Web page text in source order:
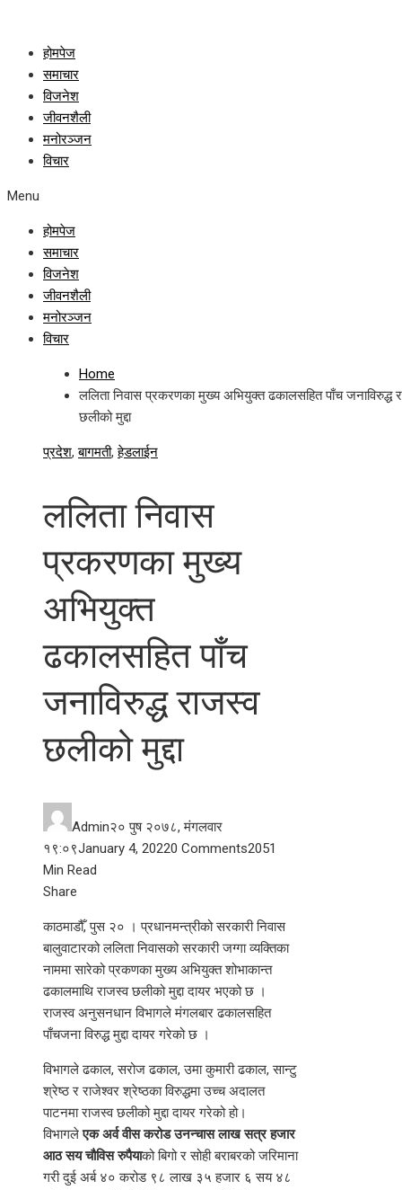
होमपेज
समाचार
विजनेश
जीवनशैली
मनोरञ्जन
विचार
Menu
होमपेज
समाचार
विजनेश
जीवनशैली
मनोरञ्जन
विचार
Home
ललिता निवास प्रकरणका मुख्य अभियुक्त ढकालसहित पाँच जनाविरुद्ध
छलीको मुद्दा
प्रदेश,बागमती,हेडलाईन
ललिता निवास
प्रकरणका मुख्य
अभियुक्त
ढकालसहित पाँच
जनाविरुद्ध राजस्व
छलीको मुद्दा
Admin२० पुष २०७८, मंगलवार
१९:०९January 4, 20220 Comments2051
Min Read
Facebook
Twitter
LinkedIn
Pinterest
Stumbleupon
Email
Share
काठमाडौँ, पुस २० । प्रधानमन्त्रीको सरकारी निवास
बालुवाटारको ललिता निवासको सरकारी जग्गा व्यक्तिका
नाममा सारेको प्रकणका मुख्य अभियुक्त शोभाकान्त
ढकालमाथि राजस्व छलीको मुद्दा दायर भएको छ ।
राजस्व अनुसनधान विभागले मंगलबार ढकालसहित
पाँचजना विरुद्ध मुद्दा दायर गरेको छ ।
विभागले ढकाल, सरोज ढकाल, उमा कुमारी ढकाल, सान्टु
श्रेष्ठ र राजेश्वर श्रेष्ठका विरुद्धमा उच्च अदालत
पाटनमा राजस्व छलीको मुद्दा दायर गरेको हो।
विभागलेएक अर्व वीस करोड उनन्चास लाख सत्र हजार
आठ सय चौविस रुपैयाको बिगो र सोही बराबरको जरिमाना
गरी दुई अर्ब ४० करोड ९८ लाख ३५ हजार ६ सय ४८